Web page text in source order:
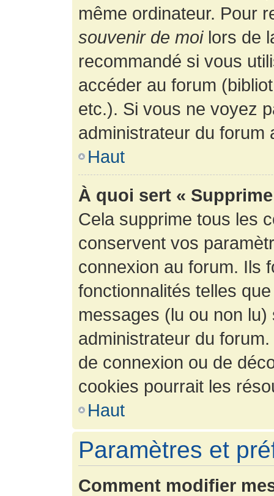
même ordinateur. Pour
souvenir de moilors de
recommandé si vous
accéder au forum
etc.). Si vous ne voyez
administrateur du forum
Haut
À quoi sert «
Cela supprime tous les
conservent vos
connexion au forum. Ils
fonctionnalités telles
messages (lu ou non
administrateur du
de connexion ou de
cookies pourrait les
Haut
Paramètres et
Comment modifier